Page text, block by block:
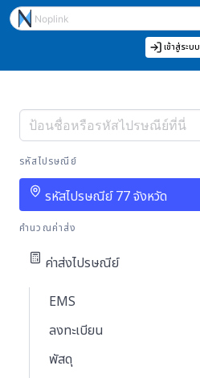
เข้าสู่ระบบ
รหัสไปรษณีย์
รหัสไปรษณีย์ 77 จังหวัด
คำนวณค่าส่ง
ค่าส่งไปรษณีย์
EMS
ลงทะเบียน
พัสดุ